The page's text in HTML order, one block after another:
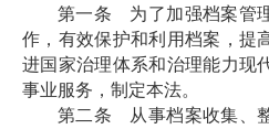
第一条 为了加强档案管
作，有效保护和利用档案，提
进国家治理体系和治理能力现
事业服务，制定本法。
第二条 从事档案收集、